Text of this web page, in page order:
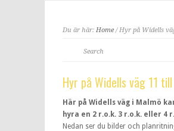
Du är här: Home/ Hyr på Widells
Hyr på Widells väg 11
Här på Widells väg i Malmö
hyra en 2 r.o.k. 3 r.o.k. eller 4
Nedan ser du bilder och